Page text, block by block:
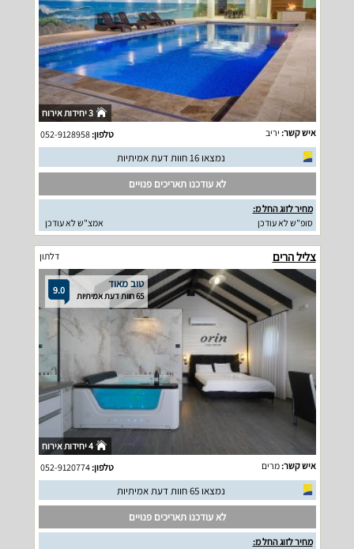
3 יחידות אירוח
איש קשר: יריב טלפון:052-9128958
נמצאו 16 חוות דעת אמיתיות
לא עודכנו תאריכים פנויים
מחיר לזוג החל מ:
סופ"ש לא עודכן
אמצ"ש לא עודכן
צליל הרים דלתון
9.0 טוב מאוד
65 חוות דעת אמיתיות
4 יחידות אירוח
איש קשר:מרים טלפון:052-9120774
נמצאו 65 חוות דעת אמיתיות
לא עודכנו תאריכים פנויים
מחיר לזוג החל מ: